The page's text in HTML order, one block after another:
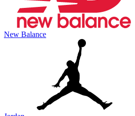
New Balance